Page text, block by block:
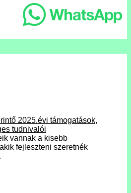
2025.évi támogatások,
tudnivalói
vannak a kisebb
fejleszteni szeretnék